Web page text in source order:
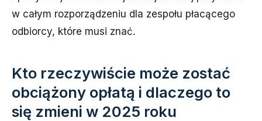
w całym rozporządzeniu dla zespołu płacącego
odbiorcy, które musi znać.
Kto rzeczywiście może zostać
obciążony opłatą i dlaczego to
się zmieni w 2025 roku